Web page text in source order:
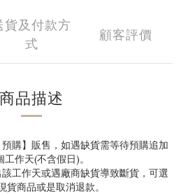
貨及付款方
式
顧客評價
商品描述
購】販售，如遇缺貨需等待預購追加
工作天(不含假日)。
工作天或遇廠商缺貨導致斷貨，可選
貨商品或是取消退款。